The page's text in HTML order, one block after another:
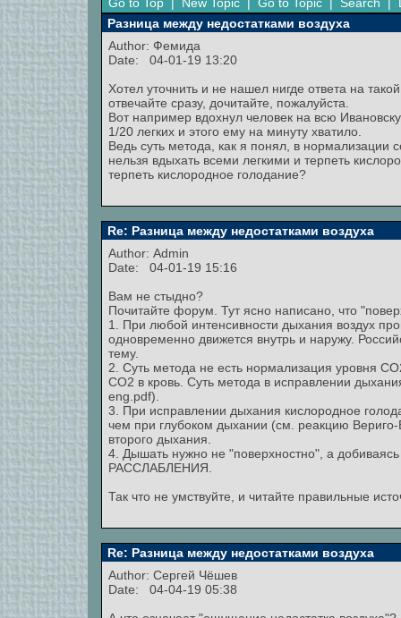
Разница между недостатками воздуха
Author: Фемида
Date: 04-01-19 13:20
Хотел уточнить и не нашел нигде ответа на
отвечайте сразу, дочитайте, пожалуйста.
Вот например вдохнул человек на всю
1/20 легких и этого ему на минуту хватило.
Ведь суть метода, как я понял, в нормализации
нельзя вдыхать всеми легкими и терпеть
терпеть кислородное голодание?
Re: Разница между недостатками воздуха
Author: Admin
Date: 04-01-19 15:16
Вам не стыдно?
Почитайте форум. Тут ясно написано, что
1. При любой интенсивности дыхания воздух
одновременно движется внутрь и наружу.
тему.
2. Суть метода не есть нормализация уровня
СО2 в кровь. Суть метода в исправлении
eng.pdf).
3. При исправлении дыхания кислородное
чем при глубоком дыхании (см. реакцию
второго дыхания.
4. Дышать нужно не "поверхностно", а
РАССЛАБЛЕНИЯ.
Так что не умствуйте, и читайте правильные
Re: Разница между недостатками воздуха
Author: Сергей Чёшев
Date: 04-04-19 05:38